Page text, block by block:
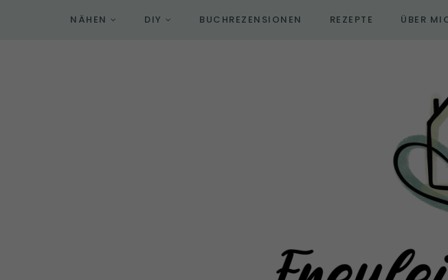
NÄHEN DIY BUCHREZENSIONEN REZEPTE ÜBER